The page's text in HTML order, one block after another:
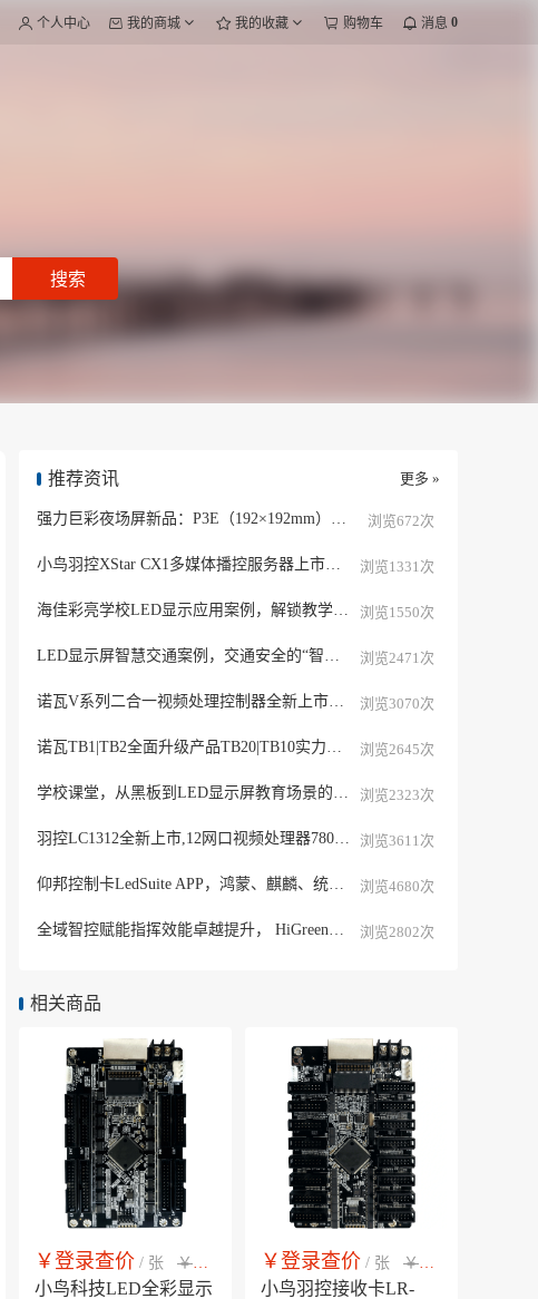
个人中心 我的商城 我的收藏 购物车 消息 0
搜索
推荐资讯 更多 »
强力巨彩夜场屏新品：P3E（192×192mm）、P4E（256×256mm） 浏览672次
小鸟羽控XStar CX1多媒体播控服务器上市，智控视界，睿启新章 浏览1331次
海佳彩亮学校LED显示应用案例，解锁教学新空间点亮新学期！ 浏览1550次
LED显示屏智慧交通案例，交通安全的“智慧之眼”！ 浏览2471次
诺瓦V系列二合一视频处理控制器全新上市，V6V8V10V12V16V24V32V40选型表 浏览3070次
诺瓦TB1|TB2全面升级产品TB20|TB10实力焕新，全新升级款多媒体播放器 浏览2645次
学校课堂，从黑板到LED显示屏教育场景的沉浸蜕变 浏览2323次
羽控LC1312全新上市,12网口视频处理器780万像素带载 浏览3611次
仰邦控制卡LedSuite APP，鸿蒙、麒麟、统信三大系统全面适配 浏览4680次
全域智控赋能指挥效能卓越提升， HiGreen海格睿图像中心解决方案 浏览2802次
相关商品
￥登录查价 / 张 ￥市场销售价
小鸟科技LED全彩显示
￥登录查价 / 张 ￥市场销售价
小鸟羽控接收卡LR-